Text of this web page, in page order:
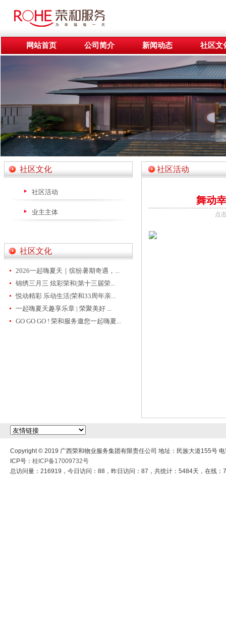
网站首页 公司简介 新闻动态 社区文
社区文化
社区活动
业主主体
社区文化
2026一起嗨夏天｜缤纷暑期奇遇，...
锦绣三月三 炫彩荣和|第十三届荣...
悦动精彩 乐动生活|荣和33周年亲...
一起嗨夏天趣享乐章 | 荣聚美好 ...
GO GO GO ! 荣和服务邀您一起嗨夏...
社区活动
舞动
点
Copyright © 2019 广西荣和物业服务集团有限责任公司 地址：民族大道155号
ICP号： 桂ICP备17009732号
总访问量：216919，今日访问：88，昨日访问：87，共统计：5484天，在线：